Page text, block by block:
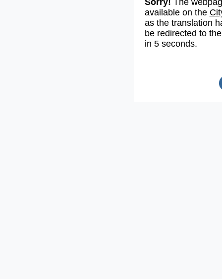
available on the
as the translation
be redirected to
in 5 seconds.